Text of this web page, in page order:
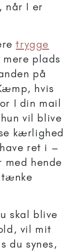
når I er
trygge
plads
på
hvis
I din mail
vil blive
kærlighed
ret i –
med hende
tænke
skal blive
vil mit
du synes,